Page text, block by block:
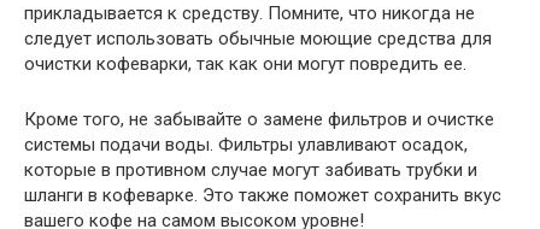
прикладывается к средству. Помните, что никогда не
следует использовать обычные моющие средства для
очистки кофеварки, так как они могут повредить ее.
Кроме того, не забывайте о замене фильтров и очистке
системы подачи воды. Фильтры улавливают осадок,
которые в противном случае могут забивать трубки и
шланги в кофеварке. Это также поможет сохранить вкус
вашего кофе на самом высоком уровне!